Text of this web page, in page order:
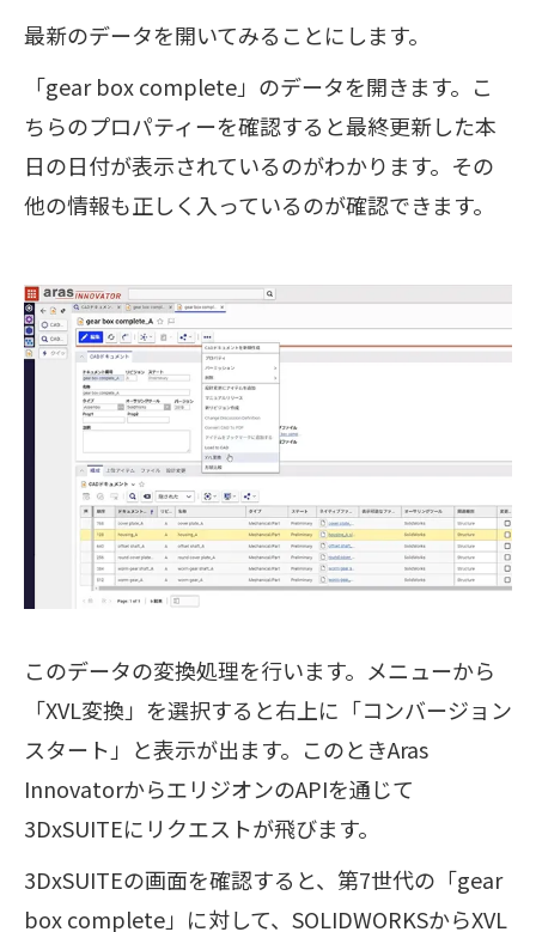
最新のデータを開いてみることにします。
「gear box complete」のデータを開きます。こ
ちらのプロパティーを確認すると最終更新した本
日の日付が表示されているのがわかります。その
他の情報も正しく入っているのが確認できます。
このデータの変換処理を行います。メニューから
「XVL変換」を選択すると右上に「コンバージョン
スタート」と表示が出ます。このときAras
InnovatorからエリジオンのAPIを通じて
3DxSUITEにリクエストが飛びます。
3DxSUITEの画面を確認すると、第7世代の「gear
box complete」に対して、SOLIDWORKSからXVL